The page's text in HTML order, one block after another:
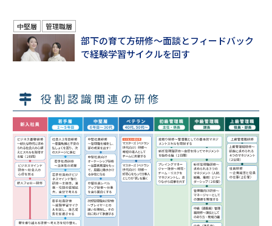
中堅層 管理職層
部下の育て方研修～面談とフィードバック
で経験学習サイクルを回す
役割認識関連の研修